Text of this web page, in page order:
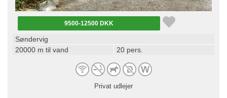
9500-12500 DKK
Søndervig
20000 m til vand
20 pers.
Privat udlejer